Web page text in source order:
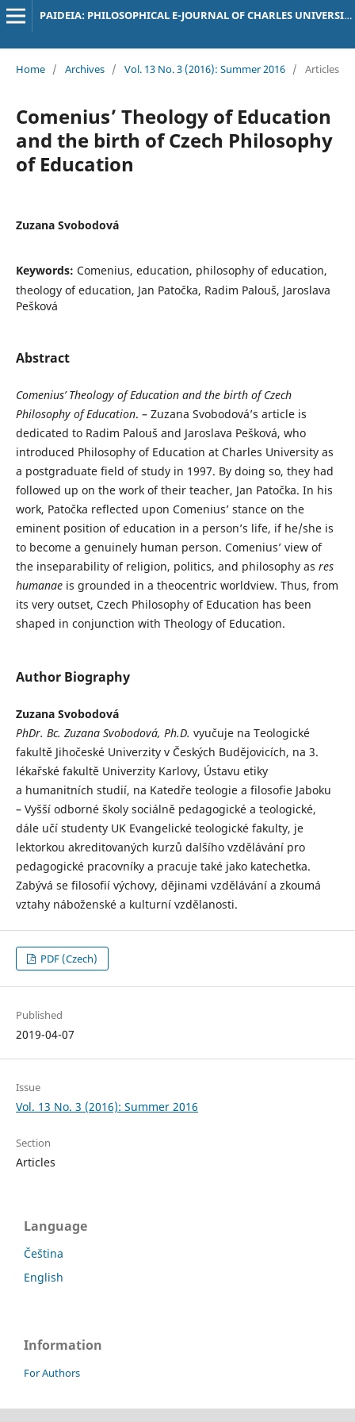
PAIDEIA: PHILOSOPHICAL E-JOURNAL OF CHARLES UNIVERSITY
Home / Archives / Vol. 13 No. 3 (2016): Summer 2016 / Articles
Comenius’ Theology of Education
and the birth of Czech Philosophy
of Education
Zuzana Svobodová
Keywords: Comenius, education, philosophy of education,
theology of education, Jan Patočka, Radim Palouš, Jaroslava
Pešková
Abstract
Comenius’ Theology of Education and the birth of Czech
Philosophy of Education. – Zuzana Svobodová’s article is
dedicated to Radim Palouš and Jaroslava Pešková, who
introduced Philosophy of Education at Charles University as
a postgraduate field of study in 1997. By doing so, they had
followed up on the work of their teacher, Jan Patočka. In his
work, Patočka reflected upon Comenius’ stance on the
eminent position of education in a person’s life, if he/she is
to become a genuinely human person. Comenius’ view of
the inseparability of religion, politics, and philosophy as res
humanaeis grounded in a theocentric worldview. Thus, from
its very outset, Czech Philosophy of Education has been
shaped in conjunction with Theology of Education.
Author Biography
Zuzana Svobodová
PhDr. Bc. Zuzana Svobodová, Ph.D. vyučuje na Teologické
fakultě Jihočeské Univerzity v Českých Budějovicích, na 3.
lékařské fakultě Univerzity Karlovy, Ústavu etiky
a humanitních studií, na Katedře teologie a filosofie Jaboku
– Vyšší odborné školy sociálně pedagogické a teologické,
dále učí studenty UK Evangelické teologické fakulty, je
lektorkou akreditovaných kurzů dalšího vzdělávání pro
pedagogické pracovníky a pracuje také jako katechetka.
Zabývá se filosofií výchovy, dějinami vzdělávání a zkoumá
vztahy náboženské a kulturní vzdělanosti.
PDF (Czech)
Published
2019-04-07
Issue
Vol. 13 No. 3 (2016): Summer 2016
Section
Articles
Language
Čeština
English
Information
For Authors